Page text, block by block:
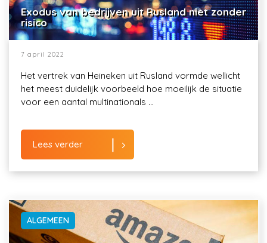
Exodus van bedrijven uit Rusland niet zonder
risico
7 april 2022
Het vertrek van Heineken uit Rusland vormde wellicht
het meest duidelijk voorbeeld hoe moeilijk de situatie
voor een aantal multinationals ...
Lees verder
ALGEMEEN